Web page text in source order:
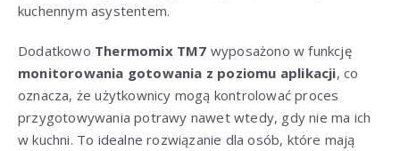
kuchennym asystentem.
Dodatkowo Thermomix TM7 wyposażono w funkcję
monitorowania gotowania z poziomu aplikacji, co
oznacza, że użytkownicy mogą kontrolować proces
przygotowywania potrawy nawet wtedy, gdy nie ma ich
w kuchni. To idealne rozwiązanie dla osób, które mają